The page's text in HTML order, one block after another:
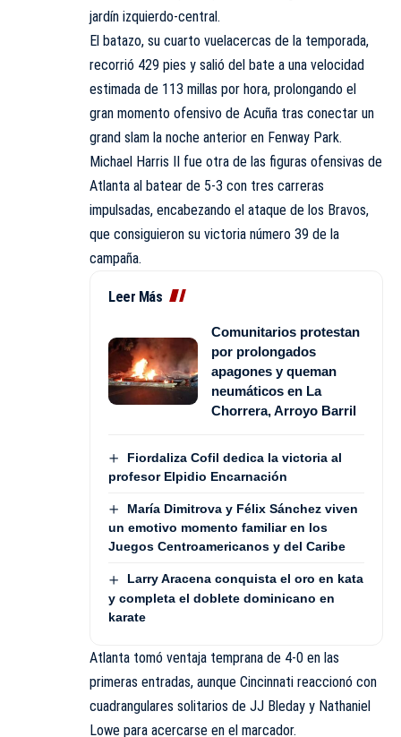
jardín izquierdo-central.
El batazo, su cuarto vuelacercas de la temporada,
recorrió 429 pies y salió del bate a una velocidad
estimada de 113 millas por hora, prolongando el
gran momento ofensivo de Acuña tras conectar un
grand slam la noche anterior en Fenway Park.
Michael Harris II fue otra de las figuras ofensivas de
Atlanta al batear de 5-3 con tres carreras
impulsadas, encabezando el ataque de los Bravos,
que consiguieron su victoria número 39 de la
campaña.
Leer Más
Comunitarios protestan
por prolongados
apagones y queman
neumáticos en La
Chorrera, Arroyo Barril
Fiordaliza Cofil dedica la victoria al
profesor Elpidio Encarnación
María Dimitrova y Félix Sánchez viven
un emotivo momento familiar en los
Juegos Centroamericanos y del Caribe
Larry Aracena conquista el oro en kata
y completa el doblete dominicano en
karate
Atlanta tomó ventaja temprana de 4-0 en las
primeras entradas, aunque Cincinnati reaccionó con
cuadrangulares solitarios de JJ Bleday y Nathaniel
Lowe para acercarse en el marcador.